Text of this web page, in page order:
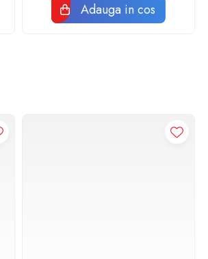
Adauga in cos